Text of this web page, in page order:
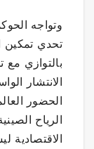
وتواجه
تحدي تمكين
بالتوازي مع
الانتشار
الحضور
الرياح
الاقتصادية